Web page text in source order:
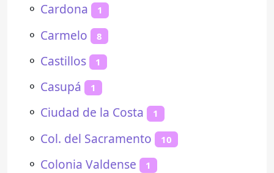
⚬ Cardona 1
⚬ Carmelo 8
⚬ Castillos 1
⚬ Casupá 1
⚬ Ciudad de la Costa 1
⚬ Col. del Sacramento 10
⚬ Colonia Valdense 1